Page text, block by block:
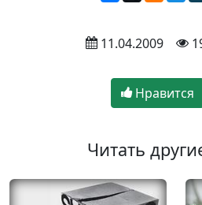
11.04.2009
Нравится
Читать